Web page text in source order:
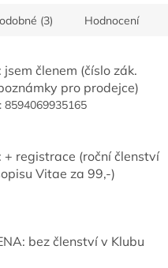
ONEMOCNĚNÍ
GYNEKOLOGICKÉ A
UROLOGICKÉ OBTÍŽE
(3) Hodnocení
jsem členem (číslo zák.
pro prodejce)
8594069935165
+ registrace (roční členství
Vitae za 99,-)
bez členství v Klubu